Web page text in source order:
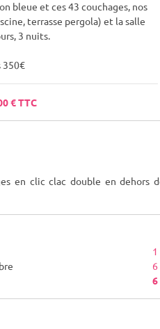
bleue et ces 43 couchages, nos
terrasse pergola) et la salle
3 nuits.
350€
€ TTC
en clic clac double en dehors
1
6
6